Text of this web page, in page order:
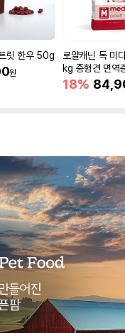
릿 한우 50g
원
로얄캐닌 독 미
kg 중형견 면역
18%